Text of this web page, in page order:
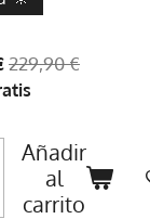
229,90 €
Añadir
al
carrito